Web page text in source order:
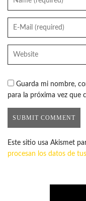
Guarda mi nombre,
para la próxima vez que
Este sitio usa Akismet
procesan los datos de